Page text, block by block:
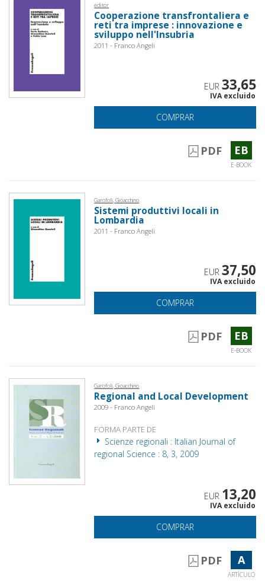
editor
Cooperazione transfrontaliera e
reti tra imprese : innovazione e
sviluppo nell'Insubria
2011 - Franco Angeli
EUR 33,65
IVA excluido
COMPRAR
PDF EB
E-BOOK
Garofoli, Gioacchino
Sistemi produttivi locali in
Lombardia
2011 - Franco Angeli
EUR 37,50
IVA excluido
COMPRAR
PDF EB
E-BOOK
Garofoli, Gioacchino
Regional and Local Development
2009 - Franco Angeli
FORMA PARTE DE
Scienze regionali : Italian Journal of
regional Science : 8, 3, 2009
EUR 13,20
IVA excluido
COMPRAR
PDF A
ARTÍCULO